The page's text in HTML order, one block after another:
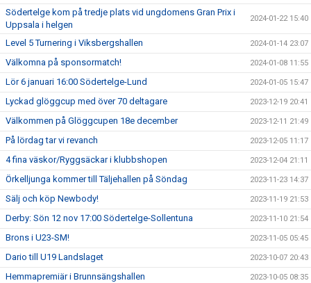
Södertelge kom på tredje plats vid ungdomens Gran Prix i
Uppsala i helgen
2024-01-22 15:40
Level 5 Turnering i Viksbergshallen 2024-01-14 23:07
Välkomna på sponsormatch! 2024-01-08 11:55
Lör 6 januari 16:00 Södertelge-Lund 2024-01-05 15:47
Lyckad glöggcup med över 70 deltagare 2023-12-19 20:41
Välkommen på Glöggcupen 18e december 2023-12-11 21:49
På lördag tar vi revanch 2023-12-05 11:17
4 fina väskor/Ryggsäckar i klubbshopen 2023-12-04 21:11
Örkelljunga kommer till Täljehallen på Söndag 2023-11-23 14:37
Sälj och köp Newbody! 2023-11-19 21:53
Derby: Sön 12 nov 17:00 Södertelge-Sollentuna 2023-11-10 21:54
Brons i U23-SM! 2023-11-05 05:45
Dario till U19 Landslaget 2023-10-07 20:43
Hemmapremiär i Brunnsängshallen 2023-10-05 08:35